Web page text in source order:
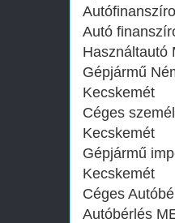
Autó
Használtautó
Gépjármű
Kecskemét
Céges
Kecskemét
Gépjármű
Kecskemét
Céges
Autóbérlés